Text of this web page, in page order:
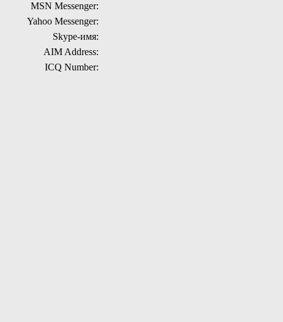
MSN Messenger:
Yahoo Messenger:
Skype-имя:
AIM Address:
ICQ Number: